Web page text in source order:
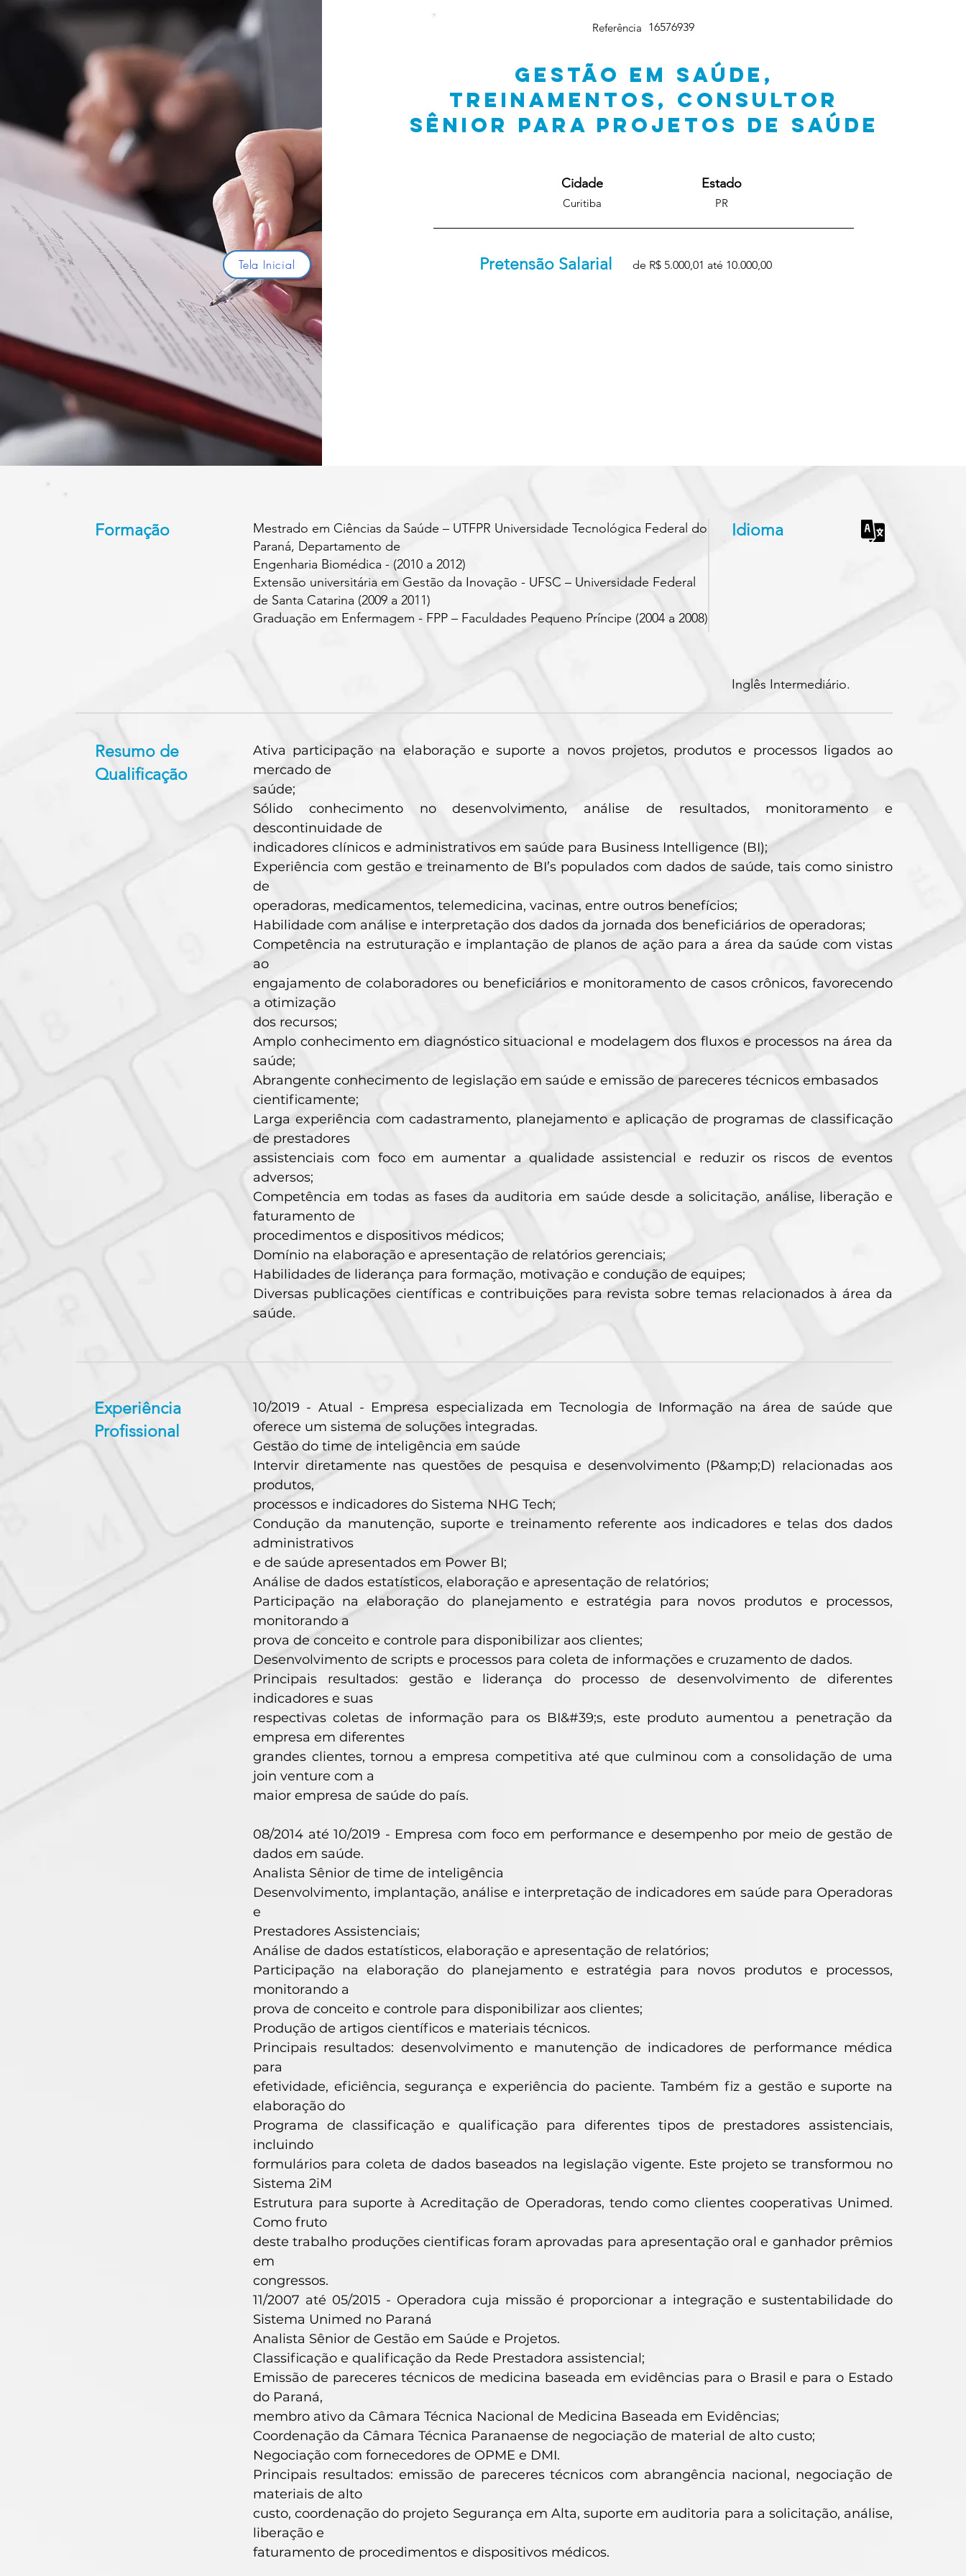
Tela Inicial
Referência 16576939
GESTÃO EM SAÚDE,
TREINAMENTOS, CONSULTOR
SÊNIOR PARA PROJETOS DE SAÚDE
Curitiba
Cidade Estado
PR
Pretensão Salarial de R$ 5.000,01 até 10.000,00
Formação
Mestrado em Ciências da Saúde – UTFPR Universidade Tecnológica Federal do
Paraná, Departamento de
Engenharia Biomédica - (2010 a 2012)
Extensão universitária em Gestão da Inovação - UFSC – Universidade Federal
de Santa Catarina (2009 a 2011)
Graduação em Enfermagem - FPP – Faculdades Pequeno Príncipe (2004 a 2008)
Idioma
Inglês Intermediário.
Resumo de
Qualificação
Ativa participação na elaboração e suporte a novos projetos, produtos e processos ligados ao
mercado de
saúde;
Sólido conhecimento no desenvolvimento, análise de resultados, monitoramento e
descontinuidade de
indicadores clínicos e administrativos em saúde para Business Intelligence (BI);
Experiência com gestão e treinamento de BI’s populados com dados de saúde, tais como sinistro
de
operadoras, medicamentos, telemedicina, vacinas, entre outros benefícios;
Habilidade com análise e interpretação dos dados da jornada dos beneficiários de operadoras;
Competência na estruturação e implantação de planos de ação para a área da saúde com vistas
ao
engajamento de colaboradores ou beneficiários e monitoramento de casos crônicos, favorecendo
a otimização
dos recursos;
Amplo conhecimento em diagnóstico situacional e modelagem dos fluxos e processos na área da
saúde;
Abrangente conhecimento de legislação em saúde e emissão de pareceres técnicos embasados
cientificamente;
Larga experiência com cadastramento, planejamento e aplicação de programas de classificação
de prestadores
assistenciais com foco em aumentar a qualidade assistencial e reduzir os riscos de eventos
adversos;
Competência em todas as fases da auditoria em saúde desde a solicitação, análise, liberação e
faturamento de
procedimentos e dispositivos médicos;
Domínio na elaboração e apresentação de relatórios gerenciais;
Habilidades de liderança para formação, motivação e condução de equipes;
Diversas publicações científicas e contribuições para revista sobre temas relacionados à área da
saúde.
Experiência
Profissional
10/2019 - Atual - Empresa especializada em Tecnologia de Informação na área de saúde que
oferece um sistema de soluções integradas.
Gestão do time de inteligência em saúde
Intervir diretamente nas questões de pesquisa e desenvolvimento (P&amp;D) relacionadas aos
produtos,
processos e indicadores do Sistema NHG Tech;
Condução da manutenção, suporte e treinamento referente aos indicadores e telas dos dados
administrativos
e de saúde apresentados em Power BI;
Análise de dados estatísticos, elaboração e apresentação de relatórios;
Participação na elaboração do planejamento e estratégia para novos produtos e processos,
monitorando a
prova de conceito e controle para disponibilizar aos clientes;
Desenvolvimento de scripts e processos para coleta de informações e cruzamento de dados.
Principais resultados: gestão e liderança do processo de desenvolvimento de diferentes
indicadores e suas
respectivas coletas de informação para os BI&#39;s, este produto aumentou a penetração da
empresa em diferentes
grandes clientes, tornou a empresa competitiva até que culminou com a consolidação de uma
join venture com a
maior empresa de saúde do país.
08/2014 até 10/2019 - Empresa com foco em performance e desempenho por meio de gestão de
dados em saúde.
Analista Sênior de time de inteligência
Desenvolvimento, implantação, análise e interpretação de indicadores em saúde para Operadoras
e
Prestadores Assistenciais;
Análise de dados estatísticos, elaboração e apresentação de relatórios;
Participação na elaboração do planejamento e estratégia para novos produtos e processos,
monitorando a
prova de conceito e controle para disponibilizar aos clientes;
Produção de artigos científicos e materiais técnicos.
Principais resultados: desenvolvimento e manutenção de indicadores de performance médica
para
efetividade, eficiência, segurança e experiência do paciente. Também fiz a gestão e suporte na
elaboração do
Programa de classificação e qualificação para diferentes tipos de prestadores assistenciais,
incluindo
formulários para coleta de dados baseados na legislação vigente. Este projeto se transformou no
Sistema 2iM
Estrutura para suporte à Acreditação de Operadoras, tendo como clientes cooperativas Unimed.
Como fruto
deste trabalho produções cientificas foram aprovadas para apresentação oral e ganhador prêmios
em
congressos.
11/2007 até 05/2015 - Operadora cuja missão é proporcionar a integração e sustentabilidade do
Sistema Unimed no Paraná
Analista Sênior de Gestão em Saúde e Projetos.
Classificação e qualificação da Rede Prestadora assistencial;
Emissão de pareceres técnicos de medicina baseada em evidências para o Brasil e para o Estado
do Paraná,
membro ativo da Câmara Técnica Nacional de Medicina Baseada em Evidências;
Coordenação da Câmara Técnica Paranaense de negociação de material de alto custo;
Negociação com fornecedores de OPME e DMI.
Principais resultados: emissão de pareceres técnicos com abrangência nacional, negociação de
materiais de alto
custo, coordenação do projeto Segurança em Alta, suporte em auditoria para a solicitação, análise,
liberação e
faturamento de procedimentos e dispositivos médicos.